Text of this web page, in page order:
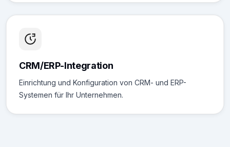
CRM/ERP-Integration
Einrichtung und Konfiguration von CRM- und ERP-
Systemen für Ihr Unternehmen.